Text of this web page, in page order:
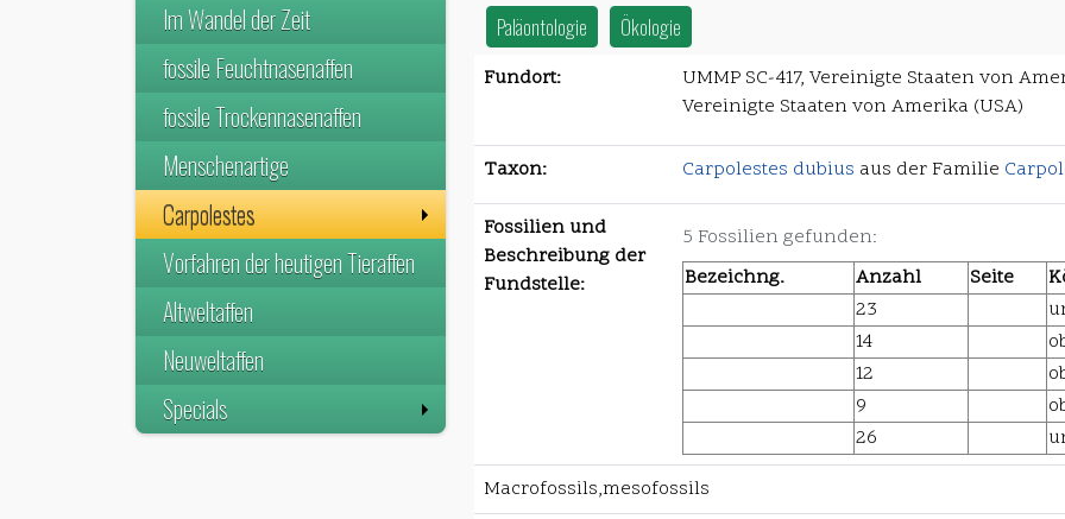
Im Wandel der Zeit
fossile Feuchtnasenaffen
fossile Trockennasenaffen
Menschenartige
Carpolestes
Vorfahren der heutigen Tieraffen
Altweltaffen
Neuweltaffen
Specials
Paläontologie Ökologie
Fundort:
UMMP SC-417, Vereinigte Staaten von
Vereinigte Staaten von Amerika (USA)
Taxon: Carpolestes dubius aus der Familie
Fossilien und
Beschreibung der
Fundstelle:
5 Fossilien gefunden:
Bezeichng.
Anzahl Seite
23
14
12
9
26
Macrofossils,mesofossils